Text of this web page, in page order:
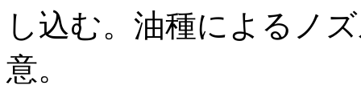
し込む。油種によるノ
意。